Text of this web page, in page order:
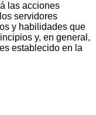
las acciones
servidores
y habilidades que
y, en general,
establecido en la